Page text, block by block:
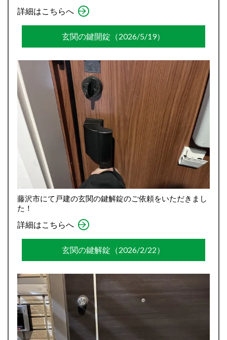
詳細はこちらへ
玄関の鍵開錠（2026/5/19）
藤沢市にて戸建の玄関の鍵解錠のご依頼をいただきまし
た！
詳細はこちらへ
玄関の鍵解錠（2026/2/22）